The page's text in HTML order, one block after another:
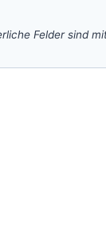
Felder sind